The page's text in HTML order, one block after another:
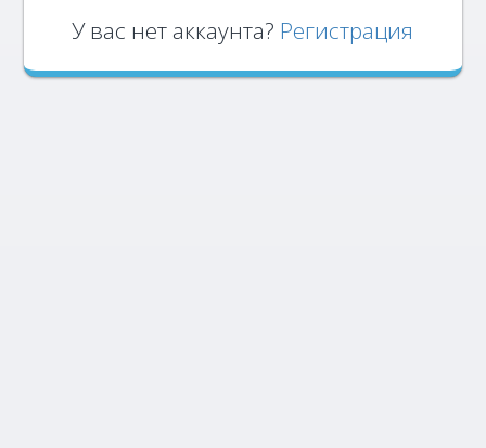
У вас нет аккаунта? Регистрация